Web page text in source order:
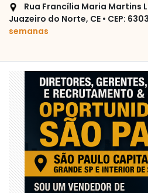
Rua Francília Maria Martins
Juazeiro do Norte, CE • CEP:
semanas